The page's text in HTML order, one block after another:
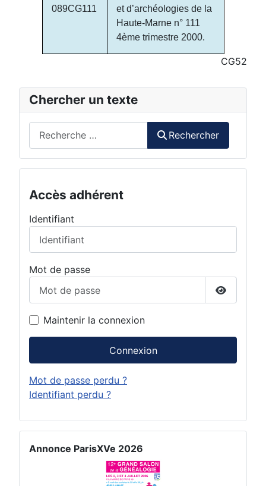
Chercher un texte
Rechercher
Accès adhérent
Identifiant
Mot de passe
Afficher
Maintenir la connexion
Connexion
Mot de passe perdu ?
Identifiant perdu ?
Annonce ParisXVe 2026
089CG111
et d’archéologies de la
Haute-Marne n° 111
4ème trimestre 2000.
CG52